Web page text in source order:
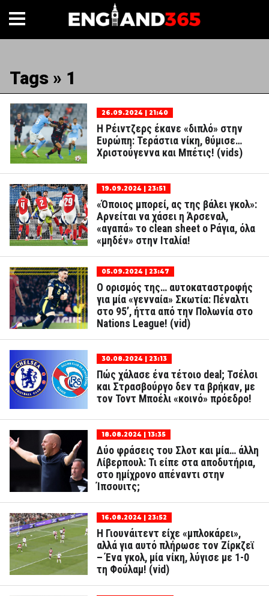
Tags » 1
26.09.2024 | 21:40
Η Ρέιντζερς έκανε «διπλό» στην
Ευρώπη: Τεράστια νίκη, θύμισε…
Χριστούγεννα και Μπέτις! (vids)
19.09.2024 | 23:51
«Όποιος μπορεί, ας της βάλει γκολ»:
Αρνείται να χάσει η Άρσεναλ,
«αγαπά» το clean sheet ο Ράγια, όλα
«μηδέν» στην Ιταλία!
05.09.2024 | 23:47
Ο ορισμός της… αυτοκαταστροφής
για μία «γενναία» Σκωτία: Πέναλτι
στο 95’, ήττα από την Πολωνία στο
Nations League! (vid)
30.08.2024 | 23:13
Πώς χάλασε ένα τέτοιο deal; Τσέλσι
και Στρασβούργο δεν τα βρήκαν, με
τον Τοντ Μποέλι «κοινό» πρόεδρο!
18.08.2024 | 13:35
Δύο φράσεις του Σλοτ και μία… άλλη
Λίβερπουλ: Τι είπε στα αποδυτήρια,
στο ημίχρονο απέναντι στην
Ίπσουιτς;
16.08.2024 | 23:52
Η Γιουνάιτεντ είχε «μπλοκάρει»,
αλλά για αυτό πλήρωσε τον Ζίρκζεϊ
– Ένα γκολ, μία νίκη, λύγισε με 1-0
τη Φούλαμ! (vid)